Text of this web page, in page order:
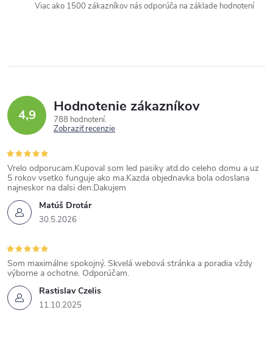
y
v
p
i
s
u
Viac ako 1500 zákazníkov nás odporúča na základe hodnotení
4,9 Hodnotenie zákazníkov
788 hodnotení
Zobraziť recenzie
Matúš Drotár
30.5.2026
Vrelo odporucam.Kupoval som led pasiky atd.do celeho domu a uz
5 rokov vsetko funguje ako ma.Kazda objednavka bola odoslana
najneskor na dalsi den.Dakujem
Rastislav Czelis
11.10.2025
Som maximálne spokojný. Skvelá webová stránka a poradia vždy
výborne a ochotne. Odporúčam.